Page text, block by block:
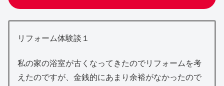
リフォーム体験談１
私の家の浴室が古くなってきたのでリフォームを考
えたのですが、金銭的にあまり余裕がなかったので